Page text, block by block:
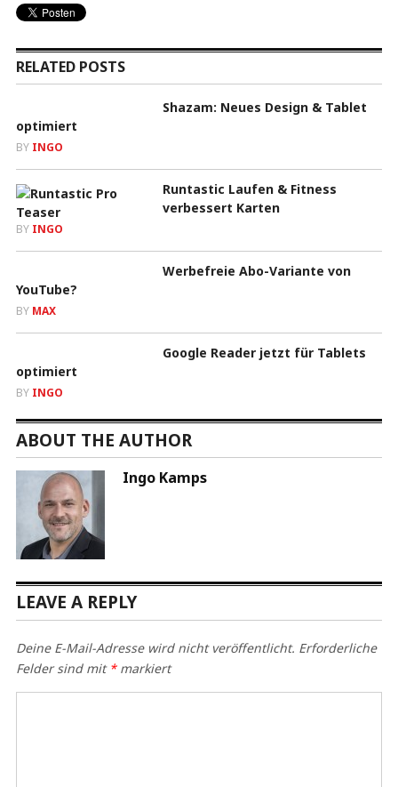
RELATED POSTS
Shazam: Neues Design & Tablet
optimiert
BY INGO
Runtastic Laufen & Fitness
verbessert Karten
BY INGO
Werbefreie Abo-Variante von
YouTube?
BY MAX
Google Reader jetzt für Tablets
optimiert
BY INGO
ABOUT THE AUTHOR
Ingo Kamps
LEAVE A REPLY
Deine E-Mail-Adresse wird nicht veröffentlicht. Erforderliche
Felder sind mit *markiert